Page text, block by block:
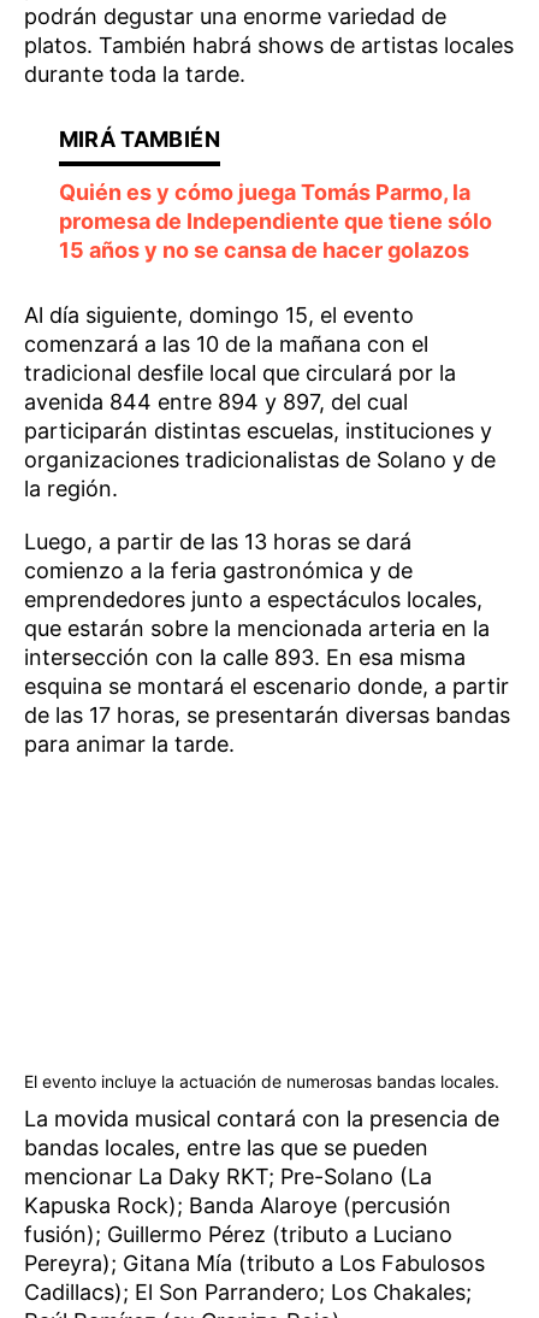
podrán degustar una enorme variedad de
platos. También habrá shows de artistas locales
durante toda la tarde.
Quién es y cómo juega Tomás Parmo, la
promesa de Independiente que tiene sólo
15 años y no se cansa de hacer golazos
Al día siguiente, domingo 15, el evento
comenzará a las 10 de la mañana con el
tradicional desfile local que circulará por la
avenida 844 entre 894 y 897, del cual
participarán distintas escuelas, instituciones y
organizaciones tradicionalistas de Solano y de
la región.
Luego, a partir de las 13 horas se dará
comienzo a la feria gastronómica y de
emprendedores junto a espectáculos locales,
que estarán sobre la mencionada arteria en la
intersección con la calle 893. En esa misma
esquina se montará el escenario donde, a partir
de las 17 horas, se presentarán diversas bandas
para animar la tarde.
El evento incluye la actuación de numerosas bandas locales.
La movida musical contará con la presencia de
bandas locales, entre las que se pueden
mencionar La Daky RKT; Pre-Solano (La
Kapuska Rock); Banda Alaroye (percusión
fusión); Guillermo Pérez (tributo a Luciano
Pereyra); Gitana Mía (tributo a Los Fabulosos
Cadillacs); El Son Parrandero; Los Chakales;